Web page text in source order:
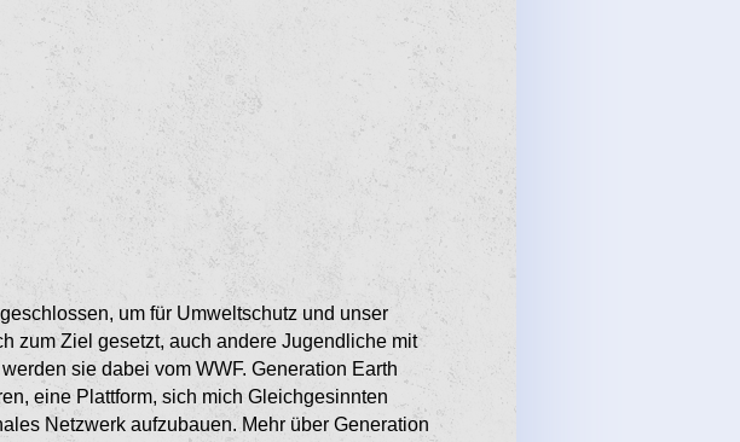
um für Umweltschutz und unser
zum Ziel gesetzt, auch andere Jugendliche mit
sie dabei vom WWF. Generation Earth
eine Plattform, sich mich Gleichgesinnten
Netzwerk aufzubauen. Mehr über Generation